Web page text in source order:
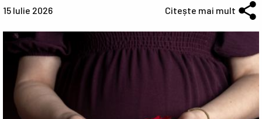
15 Iulie 2026 Citește mai mult